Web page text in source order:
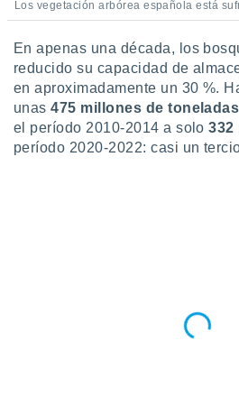
perfiles
utilizar
crear un
uso de
Los vegetación arbórea española está
En apenas una década, los
reducido su capacidad de
en aproximadamente un 30 %.
unas475 millones de
el período 2010-2014 a solo332
período 2020-2022: casi un